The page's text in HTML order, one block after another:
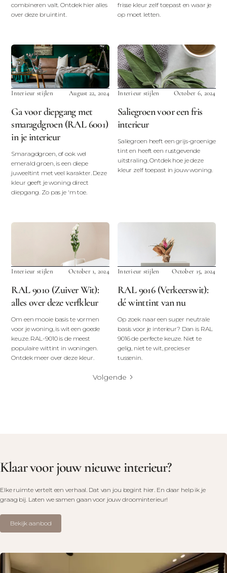
combineren valt. Ontdek hier alles
over deze bruintint.
frisse kleur zelf toepast en waar je
op moet letten.
Interieur stijlen August 22, 2024
Ga voor diepgang met
smaragdgroen (RAL 6001)
in je interieur
Smaragdgroen, of ook wel
emerald groen, is een diepe
juweeltint met veel karakter. Deze
kleur geeft je woning direct
diepgang. Zo pas je 'm toe.
Interieur stijlen October 6, 2024
Saliegroen voor een fris
interieur
Saliegroen heeft een grijs-groenige
tint en heeft een rustgevende
uitstraling. Ontdek hoe je deze
kleur zelf toepast in jouw woning.
Interieur stijlen October 1, 2024
RAL 9010 (Zuiver Wit):
alles over deze verfkleur
Om een mooie basis te vormen
voor je woning, is wit een goede
keuze. RAL-9010 is de meest
populaire wittint in woningen.
Ontdek meer over deze kleur.
Interieur stijlen October 15, 2024
RAL 9016 (Verkeerswit):
dé winttint van nu
Op zoek naar een super neutrale
basis voor je interieur? Dan is RAL
9016 de perfecte keuze. Niet te
gelig, niet te wit, precies er
tussenin.
Volgende
Klaar voor jouw nieuwe interieur?
Elke ruimte vertelt een verhaal. Dat van jou begint hier. En daar help ik je
graag bij. Laten we samen gaan voor jouw droominterieur!
Bekijk aanbod